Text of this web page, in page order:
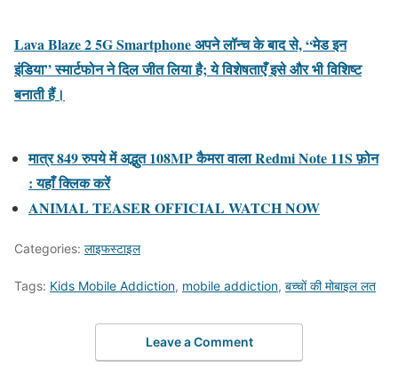
Lava Blaze 2 5G Smartphone अपने लॉन्च के बाद से, “मेड इन
इंडिया” स्मार्टफोन ने दिल जीत लिया है; ये विशेषताएँ इसे और भी विशिष्ट
बनाती हैं।
मात्र 849 रुपये में अद्भुत 108MP कैमरा वाला Redmi Note 11S फ़ोन
: यहाँ क्लिक करें
ANIMAL TEASER OFFICIAL WATCH NOW
Categories: लाइफस्टाइल
Tags: Kids Mobile Addiction, mobile addiction, बच्चों की मोबाइल लत
Leave a Comment